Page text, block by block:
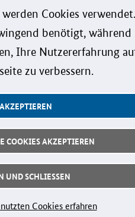
Cookies verwendet.
benötigt, während
Ihre Nutzererfahrung
zu verbessern.
COOKIES AKZEPTIEREN
UND SCHLIESSEN
Cookies erfahren